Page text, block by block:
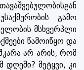
გამო
მსხვერპლი
წამოიწყო და
არ არის, რომ
დღეში? მეტყვი, კი